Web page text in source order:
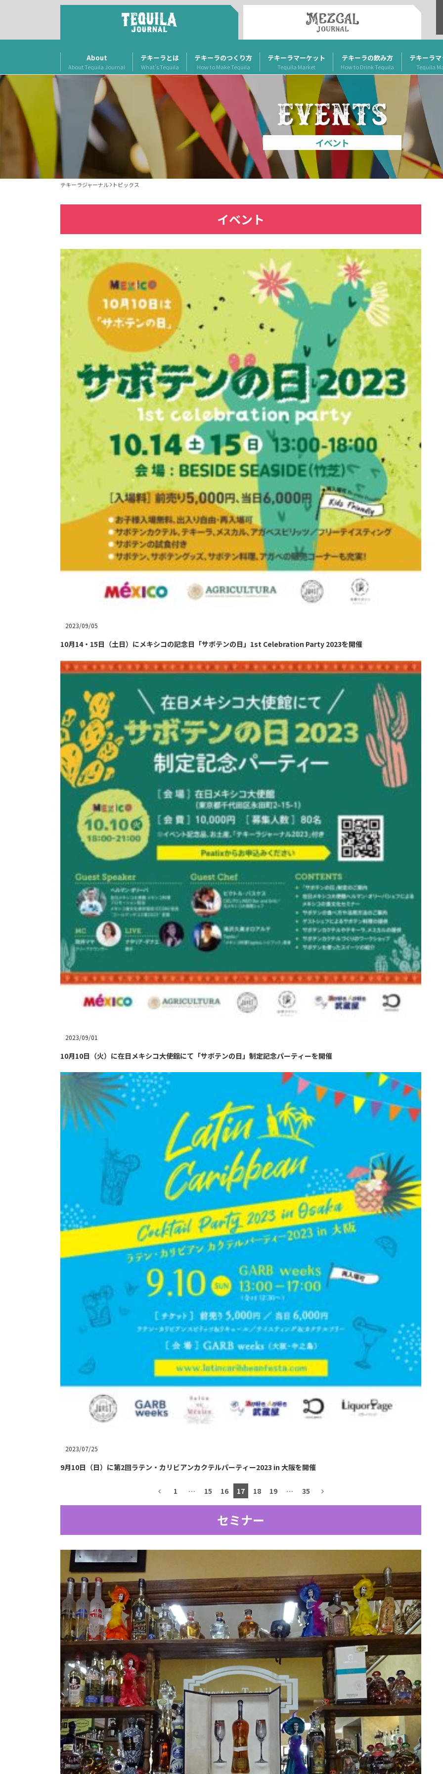
About
About Tequila Journal
テキーラとは
What’s Tequila
テキーラのつくり方
How to Make Tequila
テキーラマーケット
Tequila Market
テキーラの飲み方
How to Drink Tequila
テキーラ
Tequila
イベント
テキーラジャーナル トピックス
イベント
2023/09/05
10月14・15日（土日）にメキシコの記念日「サボテンの日」1st Celebration Party 2023を開催
2023/09/01
10月10日（火）に在日メキシコ大使館にて「サボテンの日」制定記念パーティーを開催
2023/07/25
9月10日（日）に第2回ラテン・カリビアンカクテルパーティー2023 in 大阪を開催
1 … 15 16 17 18 19 … 35
セミナー